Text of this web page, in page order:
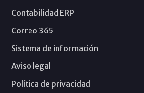
Contabilidad ERP
Correo 365
Sistema de información
Aviso legal
Política de privacidad